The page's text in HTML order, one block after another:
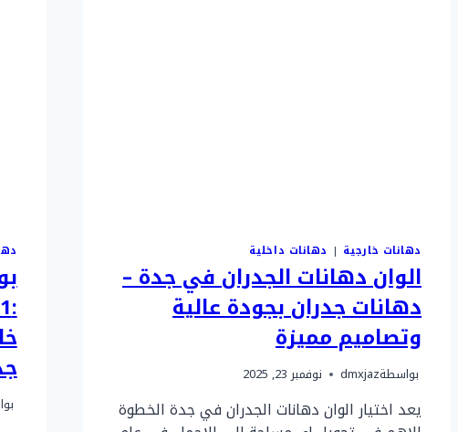
دهانات خارجية | دهانات داخلية
الوان دهانات الجدران في جدة –
دهانات جدران بجودة عالية
وتصاميم مميزة
بواسطةdmxjaz نوفمبر 23, 2025
يعد اختيار الوان دهانات الجدران في جدة الخطوة